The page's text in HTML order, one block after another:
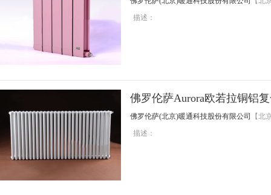
描述：
佛罗伦萨Aurora欧若拉铜铝
佛罗伦萨(北京)暖通科技股份有限公司
【北
描述：